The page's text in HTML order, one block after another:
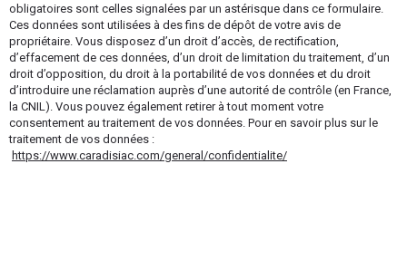
obligatoires sont celles signalées par un astérisque dans ce formulaire.
Ces données sont utilisées à des fins de dépôt de votre avis de
propriétaire. Vous disposez d’un droit d’accès, de rectification,
d’effacement de ces données, d’un droit de limitation du traitement, d’un
droit d’opposition, du droit à la portabilité de vos données et du droit
d’introduire une réclamation auprès d’une autorité de contrôle (en France,
la CNIL). Vous pouvez également retirer à tout moment votre
consentement au traitement de vos données. Pour en savoir plus sur le
traitement de vos données :
https://www.caradisiac.com/general/confidentialite/